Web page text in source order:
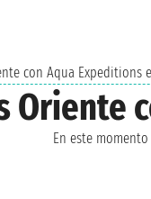
con Aqua Expeditions
Oriente
En este